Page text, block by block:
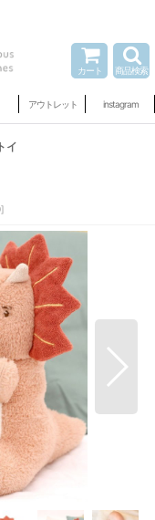
カート 商品検索
アウトレット instagram
イ
]